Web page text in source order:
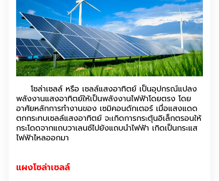
โซล่าเซลล์ หรือ เซลล์แสงอาทิตย์ เป็นอุปกรณ์แปลง
พลังงานแสงอาทิตย์ให้เป็นพลังงานไฟฟ้าโดยตรง โดย
อาศัยหลักการทำงานของ เซมิคอนดักเตอร์ เมื่อแสงแดด
ตกกระทบเซลล์แสงอาทิตย์ จะเกิดการกระตุ้นอิเล็กตรอนให้
กระโดดจากแถบวาเลนซ์ไปยังแถบนำไฟฟ้า เกิดเป็นกระแส
ไฟฟ้าไหลออกมา
แผงโซล่าเซลล์